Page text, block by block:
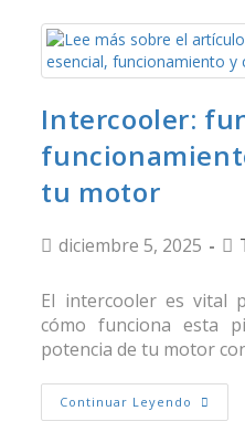
Intercooler:
tu motor
diciembre 5, 2025
El intercooler es vital
cómo funciona esta
potencia de tu motor
Continuar Leyendo